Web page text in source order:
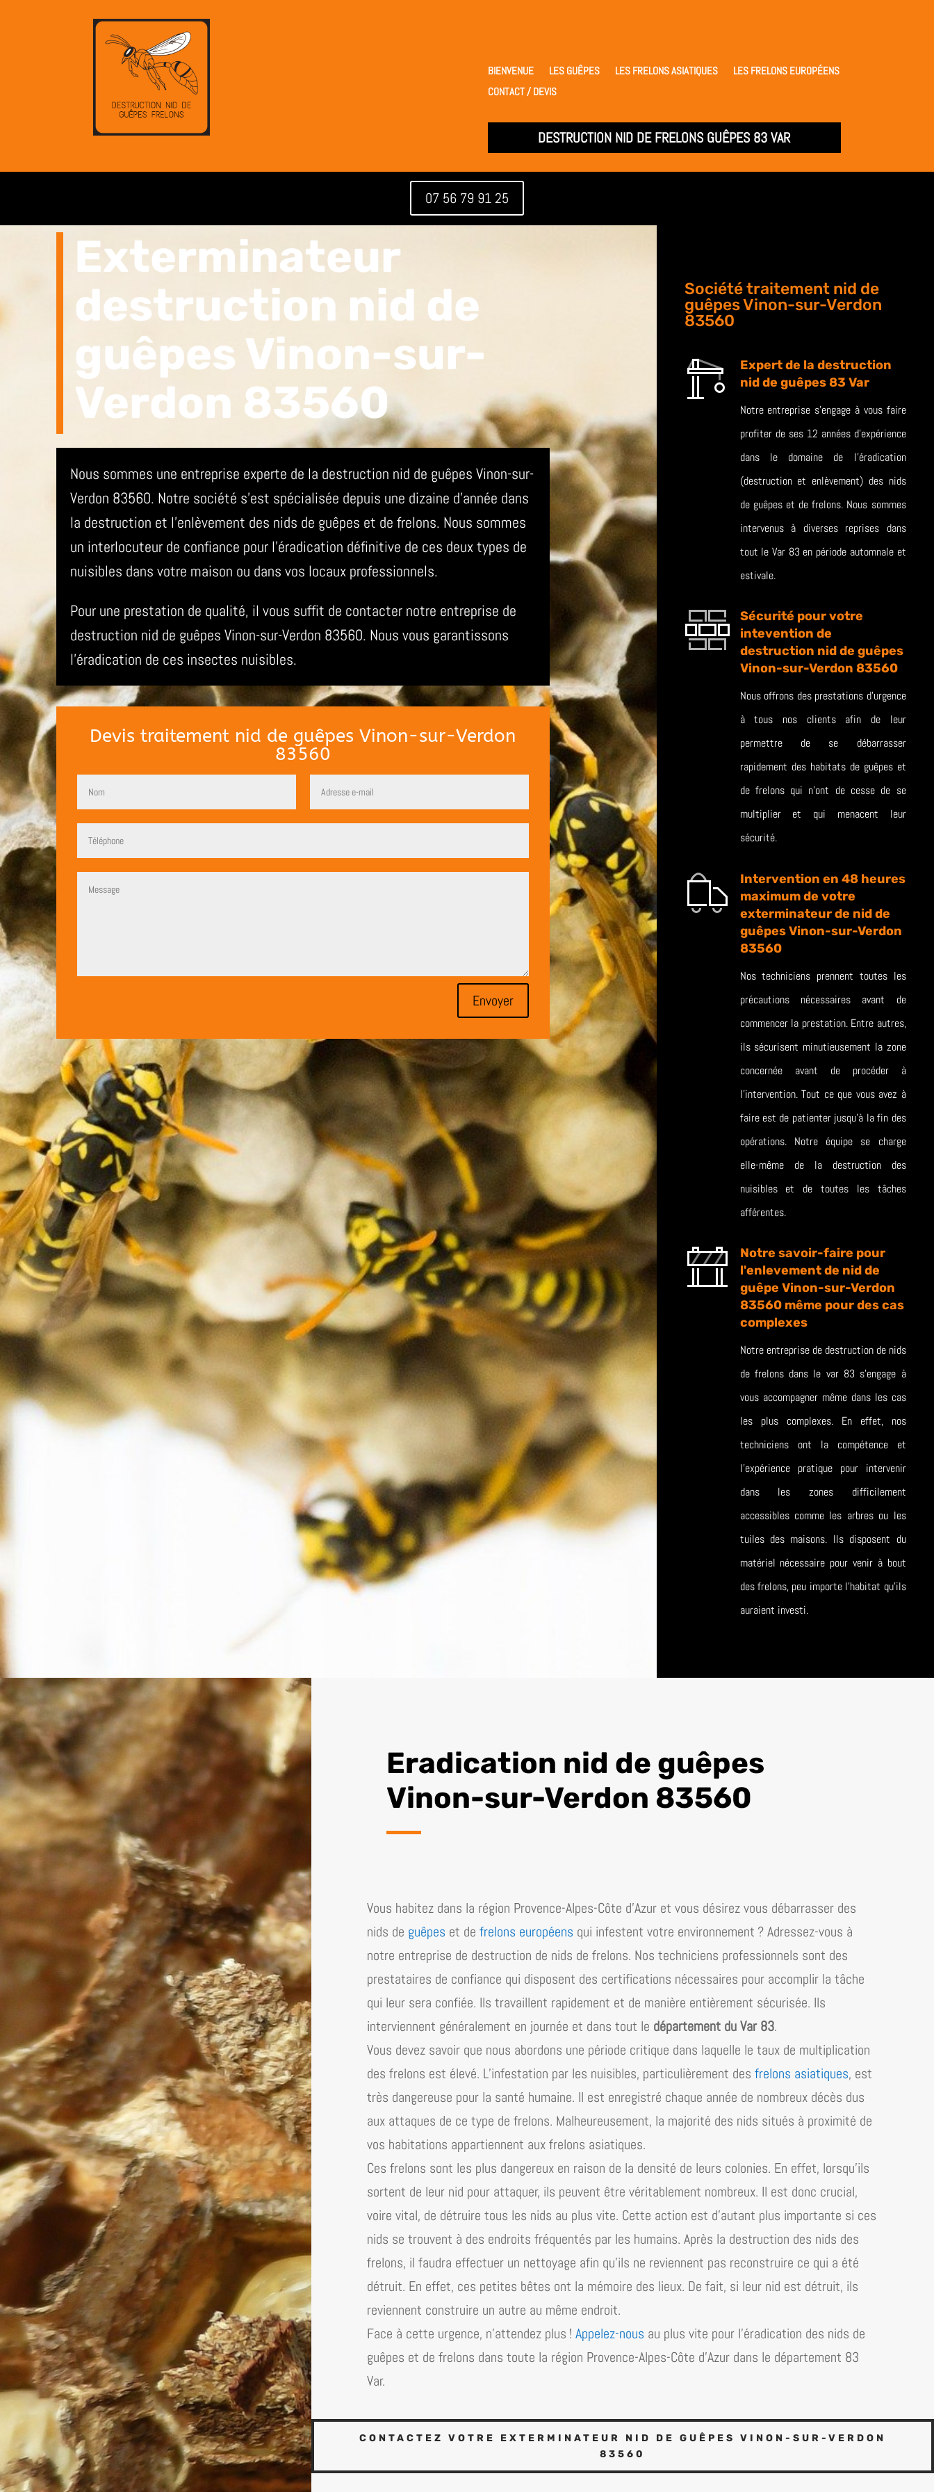
BIENVENUE LES GUÊPES LES FRELONS ASIATIQUES
LES FRELONS EUROPÉENS
CONTACT / DEVIS
DESTRUCTION NID DE FRELONS GUÊPES 83 VAR
07 56 79 91 25
Exterminateur
destruction nid de
guêpes Vinon-sur-
Verdon 83560
Nous sommes une entreprise experte de la destruction nid de guêpes Vinon-sur-
Verdon 83560. Notre société s’est spécialisée depuis une dizaine d’année dans
la destruction et l’enlèvement des nids de guêpes et de frelons. Nous sommes
un interlocuteur de confiance pour l’éradication définitive de ces deux types de
nuisibles dans votre maison ou dans vos locaux professionnels.
Pour une prestation de qualité, il vous suffit de contacter notre entreprise de
destruction nid de guêpes Vinon-sur-Verdon 83560. Nous vous garantissons
l’éradication de ces insectes nuisibles.
Devis traitement nid de guêpes Vinon-sur-Verdon
83560
Envoyer
Société traitement nid de
guêpes Vinon-sur-Verdon
83560
Expert de la destruction
nid de guêpes 83 Var
Notre entreprise s’engage à vous faire
profiter de ses 12 années d’expérience
dans le domaine de l’éradication
(destruction et enlèvement) des nids
de guêpes et de frelons. Nous sommes
intervenus à diverses reprises dans
tout le Var 83 en période automnale et
estivale.
Sécurité pour votre
intevention de
destruction nid de guêpes
Vinon-sur-Verdon 83560
Nous offrons des prestations d’urgence
à tous nos clients afin de leur
permettre de se débarrasser
rapidement des habitats de guêpes et
de frelons qui n’ont de cesse de se
multiplier et qui menacent leur
sécurité.
Intervention en 48 heures
maximum de votre
exterminateur de nid de
guêpes Vinon-sur-Verdon
83560
Nos techniciens prennent toutes les
précautions nécessaires avant de
commencer la prestation. Entre autres,
ils sécurisent minutieusement la zone
concernée avant de procéder à
l’intervention. Tout ce que vous avez à
faire est de patienter jusqu’à la fin des
opérations. Notre équipe se charge
elle-même de la destruction des
nuisibles et de toutes les tâches
afférentes.
Notre savoir-faire pour
l'enlevement de nid de
guêpe Vinon-sur-Verdon
83560 même pour des cas
complexes
Notre entreprise de destruction de nids
de frelons dans le var 83 s’engage à
vous accompagner même dans les cas
les plus complexes. En effet, nos
techniciens ont la compétence et
l’expérience pratique pour intervenir
dans les zones difficilement
accessibles comme les arbres ou les
tuiles des maisons. Ils disposent du
matériel nécessaire pour venir à bout
des frelons, peu importe l’habitat qu’ils
auraient investi.
Eradication nid de guêpes
Vinon-sur-Verdon 83560
Vous habitez dans la région Provence-Alpes-Côte d’​Azuret vous désirez vous débarrasser des
nids de guêpes et de frelons européens qui infestent votre environnement ? Adressez-vous à
notre entreprise de destruction de nids de frelons. Nos techniciens professionnels sont des
prestataires de confiance qui disposent des certifications nécessaires pour accomplir la tâche
qui leur sera confiée. Ils travaillent rapidement et de manière entièrement sécurisée. Ils
interviennent généralement en journée et dans tout le département du Var 83.
Vous devez savoir que nous abordons une période critique dans laquelle le taux de multiplication
des frelons est élevé. L’infestation par les nuisibles, particulièrement des frelons asiatiques, est
très dangereuse pour la santé humaine. Il est enregistré chaque année de nombreux décès dus
aux attaques de ce type de frelons. Malheureusement, la majorité des nids situés à proximité de
vos habitations appartiennent aux frelons asiatiques.
Ces frelons sont les plus dangereux en raison de la densité de leurs colonies. En effet, lorsqu’ils
sortent de leur nid pour attaquer, ils peuvent être véritablement nombreux. Il est donc crucial,
voire vital, de détruire tous les nids au plus vite. Cette action est d’autant plus importante si ces
nids se trouvent à des endroits fréquentés par les humains. Après la destruction des nids des
frelons, il faudra effectuer un nettoyage afin qu’ils ne reviennent pas reconstruire ce qui a été
détruit. En effet, ces petites bêtes ont la mémoire des lieux. De fait, si leur nid est détruit, ils
reviennent construire un autre au même endroit.
Face à cette urgence, n’attendez plus ! Appelez-nous au plus vite pour l’éradication des nids de
guêpes et de frelons dans toute la région Provence-Alpes-Côte d’​Azur dans le département 83
Var.
CONTACTEZ VOTRE EXTERMINATEUR NID DE GUÊPES VINON-SUR-VERDON
83560